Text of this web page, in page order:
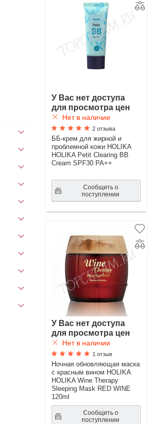
У Вас нет доступа
для просмотра цен
Нет в наличии
2 отзыва
ББ-крем для жирной и
проблемной кожи HOLIKA
HOLIKA Petit Clearing BB
Cream SPF30 PA++
Сообщить о
поступлении
У Вас нет доступа
для просмотра цен
Нет в наличии
1 отзыв
Ночная обновляющая маска
с красным вином HOLIKA
HOLIKA Wine Therapy
Sleeping Mask RED WINE
120ml
Сообщить о
поступлении